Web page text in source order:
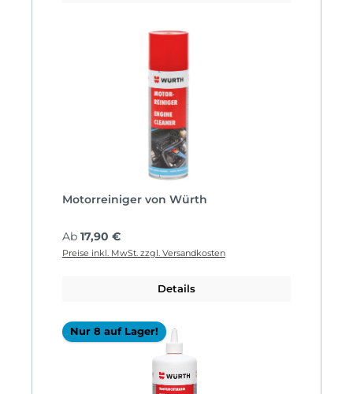
Motorreiniger von Würth
Regulärer Preis:
Ab 17,90 €
Preise inkl. MwSt. zzgl. Versandkosten
Details
Nur 8 auf Lager!